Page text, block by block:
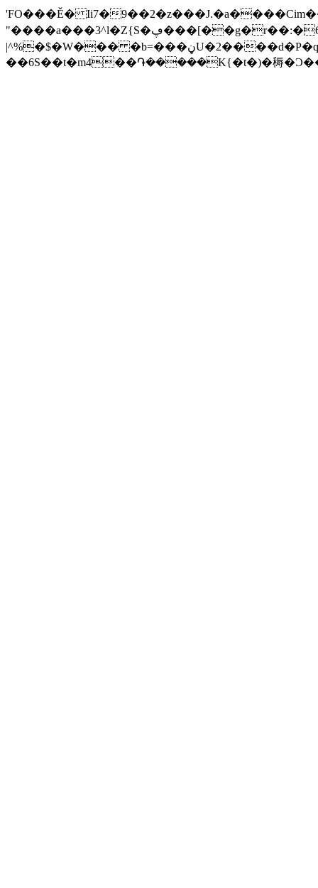
'FO���Ě� Ii7�
"����a���3^l�Z{S�ڥ���[��g�r��:�6�2ڀ1v*)����yL|к-n4�F�WCw/szY0D�
|^%�$�W��� �b=���ڼU�2����d�P�q ��Y�Brq�W���u�1"�"%� �@N`��vɹ_
��6S��t�m4��֏�����K{�t�)�䅶